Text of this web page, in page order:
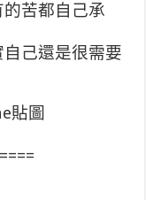
苦都自己承
己還是很需要
貼圖